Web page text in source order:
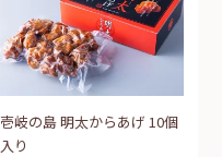
壱岐の島 明太からあげ 10個
入り